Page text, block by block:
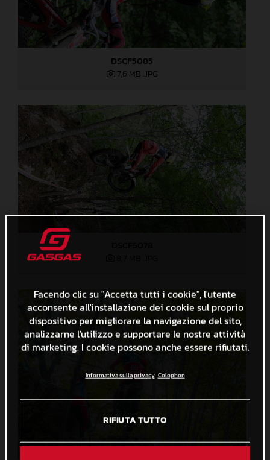
DSCF5085
7,6 MB .JPG
Facendo clic su "Accetta tutti i cookie", l'utente
acconsente all'installazione dei cookie sul proprio
dispositivo per migliorare la navigazione del sito,
analizzarne l'utilizzo e supportare le nostre attività
di marketing. I cookie possono anche essere rifiutati.
Informativa sulla privacy Colophon
RIFIUTA TUTTO